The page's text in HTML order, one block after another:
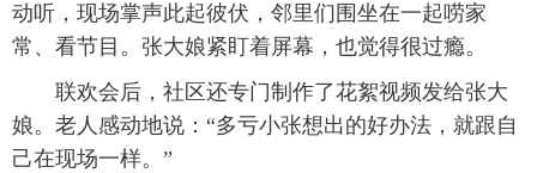
动听，现场掌声此起彼伏，邻里们围坐在一起唠家
常、看节目。张大娘紧盯着屏幕，也觉得很过瘾。
联欢会后，社区还专门制作了花絮视频发给张大
娘。老人感动地说：“多亏小张想出的好办法，就跟自
己在现场一样。”